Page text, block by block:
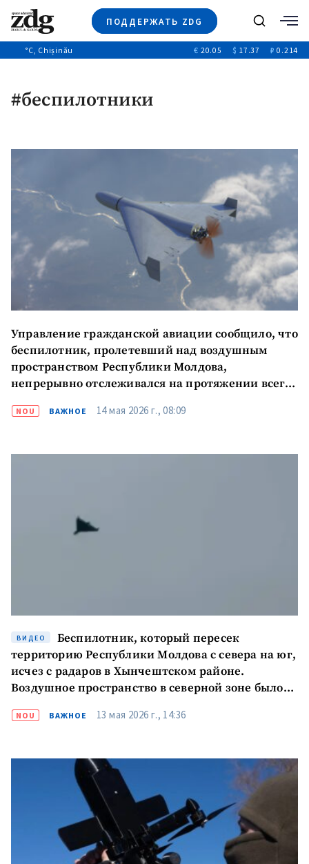
ПОДДЕРЖАТЬ ZDG
Новости
Видео
Выборы 2025
Поиск
°C, Chișinău € 20.05 $ 17.37 ₽ 0.214
#беспилотники
Управление гражданской авиации сообщило, что
беспилотник, пролетевший над воздушным
пространством Республики Молдова,
непрерывно отслеживался на протяжении всего
NOU ВАЖНОЕ 14 мая 2026 г., 08:09
ВИДЕО
Беспилотник, который пересек
территорию Республики Молдова с севера на юг,
исчез с радаров в Хынчештском районе.
Воздушное пространство в северной зоне было
NOU ВАЖНОЕ 13 мая 2026 г., 14:36